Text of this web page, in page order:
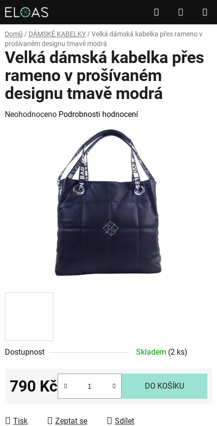
Přejít
na
obsah
Hledat
KOŠÍK
Domů / DÁMSKÉ KABELKY / Velká dámská kabelka přes rameno v
prošívaném designu tmavě modrá
Dostupnost Skladem (2 ks)
790 Kč DO KOŠÍKU
Tisk Zeptat se Sdílet
Velká dámská kabelka přes
rameno v prošívaném
designu tmavě modrá
Průměrné
Neohodnoceno Podrobnosti hodnocení